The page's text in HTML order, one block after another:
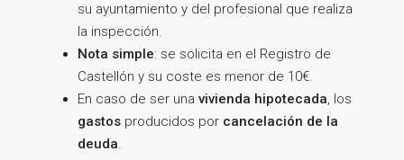
su ayuntamiento y del profesional que realiza
la inspección.
Nota simple: se solicita en el Registro de
Castellón y su coste es menor de 10€.
En caso de ser una vivienda hipotecada, los
gastos producidos por cancelación de la
deuda.